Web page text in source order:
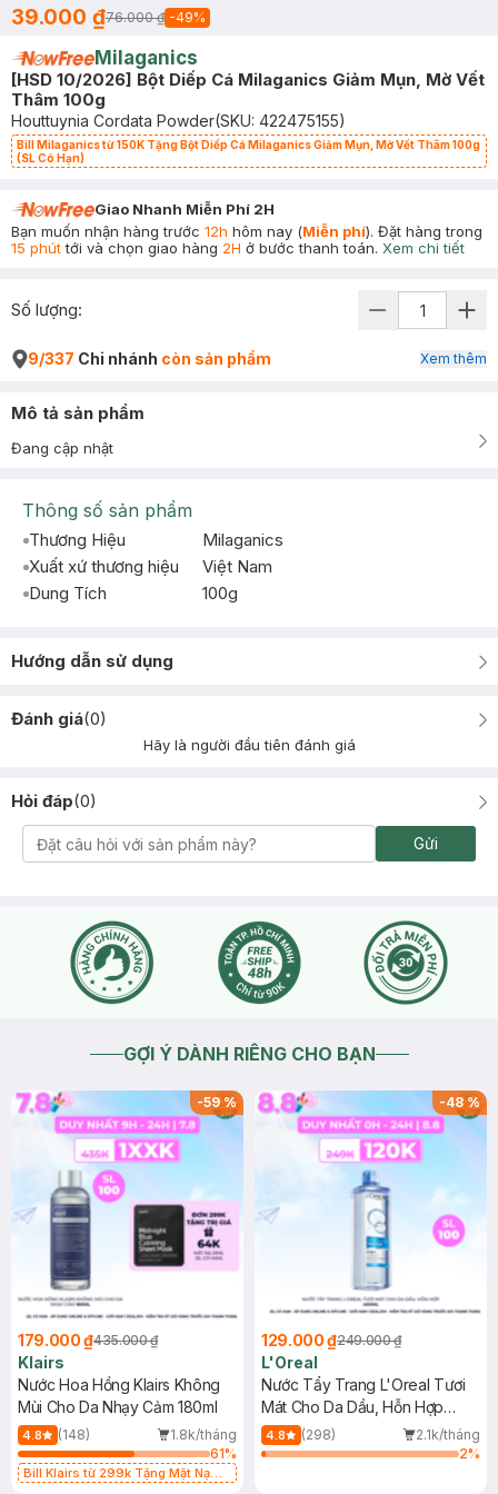
39.000 ₫76.000 ₫ -49%
Milaganics
[HSD 10/2026] Bột Diếp Cá Milaganics Giảm Mụn, Mờ Vết
Thâm 100g
Houttuynia Cordata Powder(SKU: 422475155)
Bill Milaganics từ 150K Tặng Bột Diếp Cá Milaganics Giảm Mụn, Mờ Vết Thâm 100g
(SL Có Hạn)
Giao Nhanh Miễn Phí 2H
Bạn muốn nhận hàng trước 12h hôm nay (Miễn phí). Đặt hàng trong
15 phúttới và chọn giao hàng 2H ở bước thanh toán. Xem chi tiết
Số lượng:
9/337 Chi nhánh còn sản phẩm Xem thêm
Mô tả sản phẩm
Đang cập nhật
Thông số sản phẩm
Thương Hiệu
Milaganics
Xuất xứ thương hiệu
Việt Nam
Dung Tích
100g
Hướng dẫn sử dụng
Đánh giá(0)
Hãy là người đầu tiên đánh giá
Hỏi đáp(0)
Gửi
GỢI Ý DÀNH RIÊNG CHO BẠN
-59%
179.000 ₫435.000 ₫
Klairs
Nước Hoa Hồng Klairs Không
Mùi Cho Da Nhạy Cảm 180ml
4.8 (148)
1.8k/tháng
61%
Bill Klairs từ 299k Tặng Mặt Nạ
-48%
129.000 ₫249.000 ₫
L'Oreal
Nước Tẩy Trang L'Oreal Tươi
Mát Cho Da Dầu, Hỗn Hợp
400ml
4.8 (298)
2.1k/tháng
2%